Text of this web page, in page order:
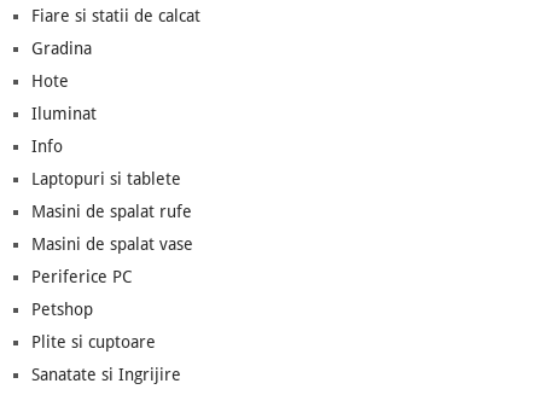
Fiare si statii de calcat
Gradina
Hote
Iluminat
Info
Laptopuri si tablete
Masini de spalat rufe
Masini de spalat vase
Periferice PC
Petshop
Plite si cuptoare
Sanatate si Ingrijire